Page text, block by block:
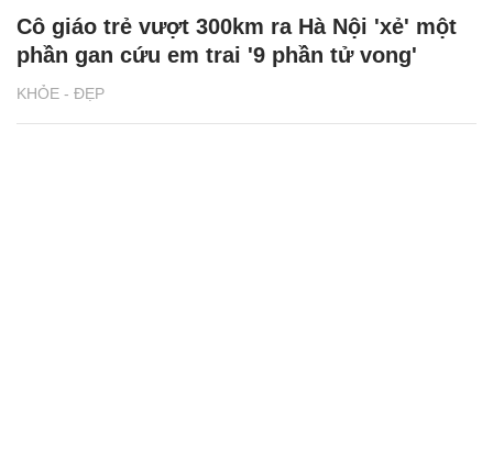
KHỎE - ĐẸP
Cô giáo trẻ vượt 300km ra Hà Nội 'xẻ' một
phần gan cứu em trai '9 phần tử vong'